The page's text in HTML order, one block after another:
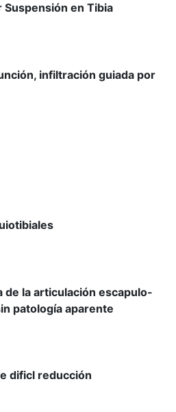
Suspensión en Tibia
infiltración guiada por
de la articulación escapulo-
patología aparente
dificl reducción